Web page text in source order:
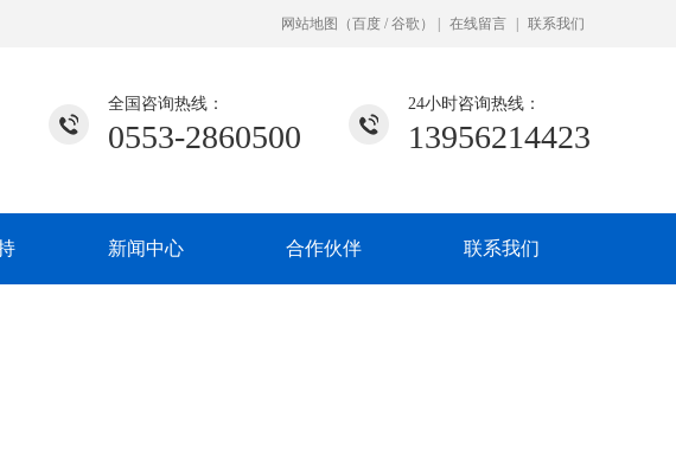
网站地图 （百度 / 谷歌 ） 在线留言 联系我们
24小时咨询热线：
13956214423
全国咨询热线：
0553-2860500
新闻中心 合作伙伴 联系我们